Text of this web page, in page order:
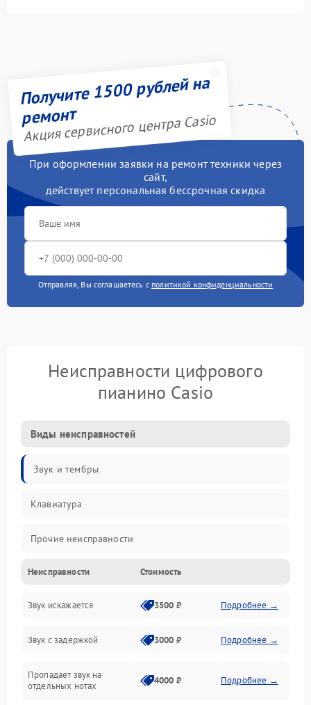
Получите 1500 рублей на
ремонт
Акция сервисного центра Casio
При оформлении заявки на ремонт техники через
сайт,
действует персональная бессрочная скидка
Отправляя, Вы соглашаетесь с политикой конфиденциальности
Неисправности цифрового
пианино Casio
Виды неисправностей
Звук и тембры
Клавиатура
Прочие неисправности
Включение и работа
Управление и электроника
Подключения и интерфейсы
Педали и стойка
Неисправности Стоимость
Звук искажается 3500 ₽ Подробнее →
Звук с задержкой 3000 ₽ Подробнее →
Пропадает звук на
отдельных нотах
4000 ₽ Подробнее →